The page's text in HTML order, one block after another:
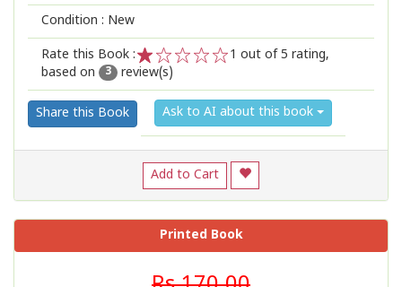
Condition : New
Rate this Book :
2
1
1 out of 5 rating,
based on
3 review(s)
Share this Book Ask to AI about this book
Add to Cart
Printed Book